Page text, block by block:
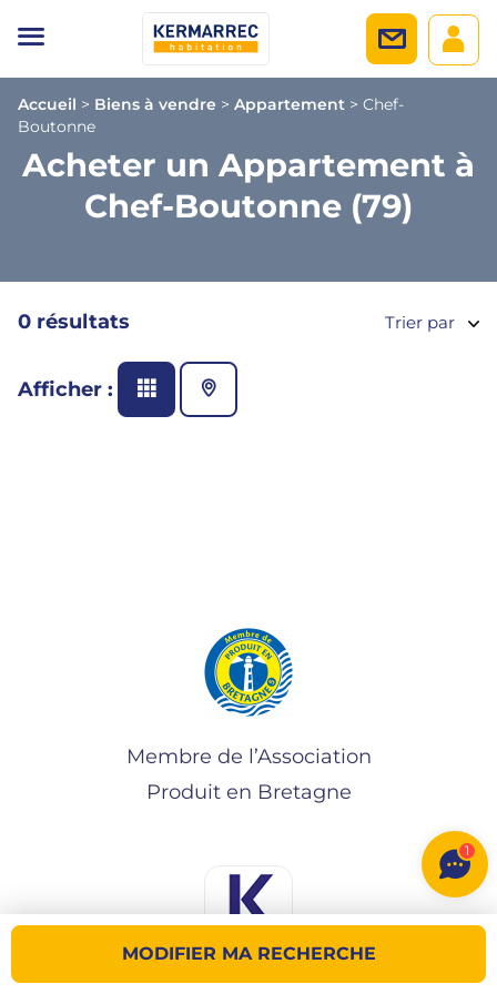
Accueil > Biens à vendre > Appartement > Chef-
Boutonne
Acheter un Appartement à
Chef-Boutonne (79)
MODIFIER MA RECHERCHE
0 résultats Trier par
Afficher :
Membre de l’Association
Produit en Bretagne
1